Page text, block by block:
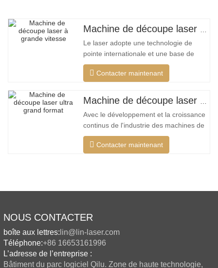
Le laser adopte une technologie de
pointe internationale et une base de
données de processus de découpe
unique, qui peut effectuer différentes
matériaux, optimiser la surface de
coupe, couper une plus large gamme de
matériaux, une vitesse plus rapide, une
Contacter maintenant
Avec le développement et la croissance
continus de l'industrie des machines de
découpe laser de mon pays, il existe de
plus en plus de types de machines de
produits fabriqués par les grandes
Contacter maintenant
NOUS CONTACTER
boîte aux lettres: lin@lin-laser.com
Téléphone:+86 16653161996
L’adresse de l’entreprise :
Bâtiment du parc logiciel Qilu. Zone de haute technologie,